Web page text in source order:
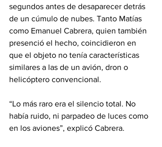
segundos antes de desaparecer detrás
de un cúmulo de nubes. Tanto Matías
como Emanuel Cabrera, quien también
presenció el hecho, coincidieron en
que el objeto no tenía características
similares a las de un avión, dron o
helicóptero convencional.
“Lo más raro era el silencio total. No
había ruido, ni parpadeo de luces como
en los aviones”, explicó Cabrera.